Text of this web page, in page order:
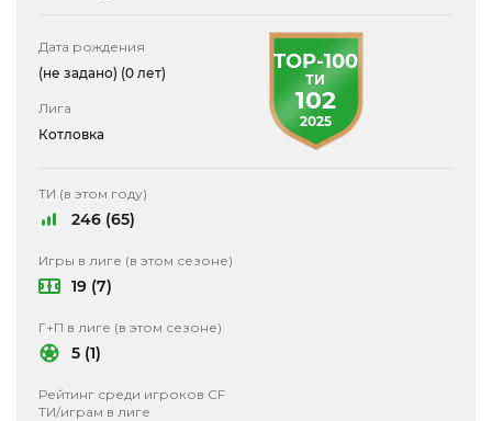
Дата рождения
(не задано) (0 лет)
Лига
Котловка
TOP-100
ТИ
102
2025
ТИ (в этом году)
246 (65)
Игры в лиге (в этом сезоне)
19 (7)
Г+П в лиге (в этом сезоне)
5 (1)
Рейтинг среди игроков CF
ТИ/играм в лиге